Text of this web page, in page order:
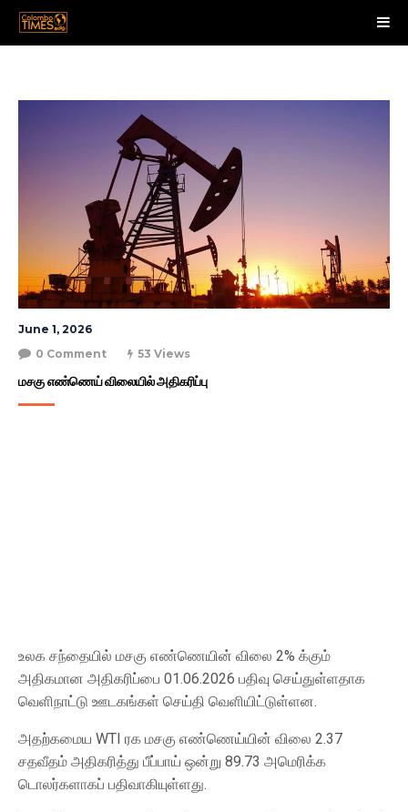
June 1, 2026
0 Comment
53 Views
மசகு எண்ணெய் விலையில் அதிகரிப்பு
உலக சந்தையில் மசகு எண்ணெயின் விலை 2% க்கும்
அதிகமான அதிகரிப்பை 01.06.2026 பதிவு செய்துள்ளதாக
வெளிநாட்டு ஊடகங்கள் செய்தி வெளியிட்டுள்ளன.
அதற்கமைய WTI ரக மசகு எண்ணெய்யின் விலை 2.37
சதவீதம் அதிகரித்து பீப்பாய் ஒன்று 89.73 அமெரிக்க ​
டொலர்களாகப் பதிவாகியுள்ளது.